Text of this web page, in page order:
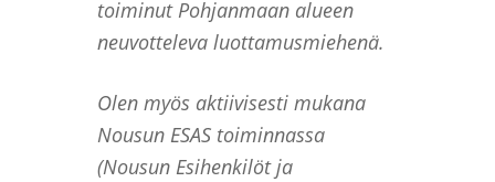
toiminut Pohjanmaan alueen
neuvotteleva luottamusmiehenä.
Olen myös aktiivisesti mukana
Nousun ESAS toiminnassa
(Nousun Esihenkilöt ja